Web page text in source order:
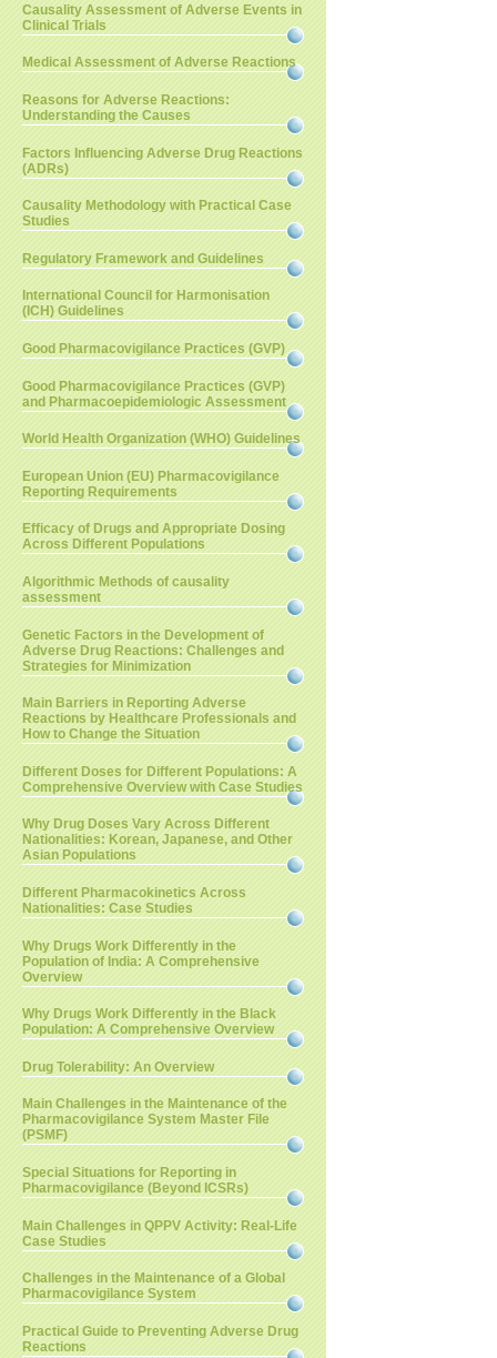
Causality Assessment of Adverse Events in
Clinical Trials
Medical Assessment of Adverse Reactions
Reasons for Adverse Reactions:
Understanding the Causes
Factors Influencing Adverse Drug Reactions
(ADRs)
Causality Methodology with Practical Case
Studies
Regulatory Framework and Guidelines
International Council for Harmonisation
(ICH) Guidelines
Good Pharmacovigilance Practices (GVP)
Good Pharmacovigilance Practices (GVP)
and Pharmacoepidemiologic Assessment
World Health Organization (WHO) Guidelines
European Union (EU) Pharmacovigilance
Reporting Requirements
Efficacy of Drugs and Appropriate Dosing
Across Different Populations
Algorithmic Methods of causality
assessment
Genetic Factors in the Development of
Adverse Drug Reactions: Challenges and
Strategies for Minimization
Main Barriers in Reporting Adverse
Reactions by Healthcare Professionals and
How to Change the Situation
Different Doses for Different Populations: A
Comprehensive Overview with Case Studies
Why Drug Doses Vary Across Different
Nationalities: Korean, Japanese, and Other
Asian Populations
Different Pharmacokinetics Across
Nationalities: Case Studies
Why Drugs Work Differently in the
Population of India: A Comprehensive
Overview
Why Drugs Work Differently in the Black
Population: A Comprehensive Overview
Drug Tolerability: An Overview
Main Challenges in the Maintenance of the
Pharmacovigilance System Master File
(PSMF)
Special Situations for Reporting in
Pharmacovigilance (Beyond ICSRs)
Main Challenges in QPPV Activity: Real-Life
Case Studies
Challenges in the Maintenance of a Global
Pharmacovigilance System
Practical Guide to Preventing Adverse Drug
Reactions